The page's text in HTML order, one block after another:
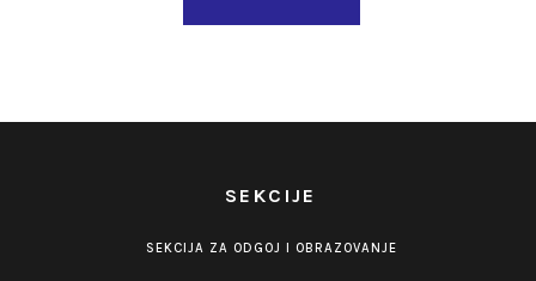
SEKCIJE
SEKCIJA ZA ODGOJ I OBRAZOVANJE